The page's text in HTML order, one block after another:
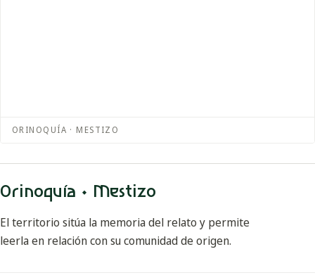
ORINOQUÍA · MESTIZO
Orinoquía · Mestizo
El territorio sitúa la memoria del relato y permite
leerla en relación con su comunidad de origen.